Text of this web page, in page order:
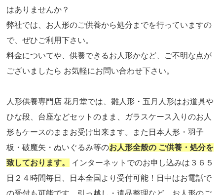
はありませんか？
弊社では、お人形のご供養から処分までを行っていますの
で、ぜひご利用下さい。
料金についてや、供養できるお人形かなど、ご不明な点が
ございましたら お気軽にお問い合わせ下さい。
人形供養専門店 花月堂では、雛人形・五月人形はお道具や
ひな段、台座などセットのまま、ガラスケース入りのお人
形もケースのままお受け出来ます。また日本人形・羽子
板・破魔矢・ぬいぐるみ等のお人形全般の ご供養・処分を
致しております。
インターネットでのお申し込みは３６５
日２４時間毎日、日本全国より受付可能！日中はお電話で